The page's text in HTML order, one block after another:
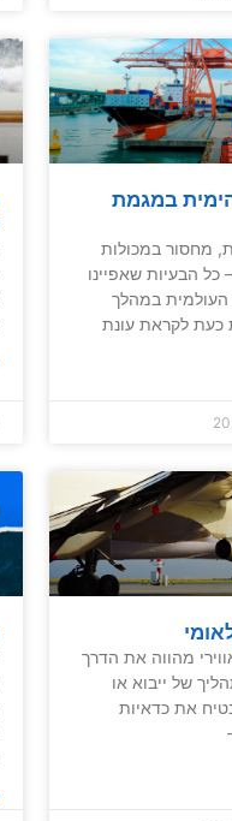
במגמת
מחסור במכולות
כל הבעיות שאפיינו
במהלך
כעת לקראת עונת
מהווה את הדרך
של ייבוא או
את כדאיות